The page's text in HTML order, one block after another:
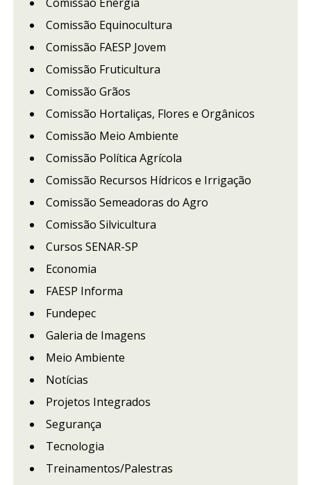
Comissão Equinocultura
Comissão FAESP Jovem
Comissão Fruticultura
Comissão Grãos
Comissão Hortaliças, Flores e Orgânicos
Comissão Meio Ambiente
Comissão Política Agrícola
Comissão Recursos Hídricos e Irrigação
Comissão Semeadoras do Agro
Comissão Silvicultura
Cursos SENAR-SP
Economia
FAESP Informa
Fundepec
Galeria de Imagens
Meio Ambiente
Notícias
Projetos Integrados
Segurança
Tecnologia
Treinamentos/Palestras